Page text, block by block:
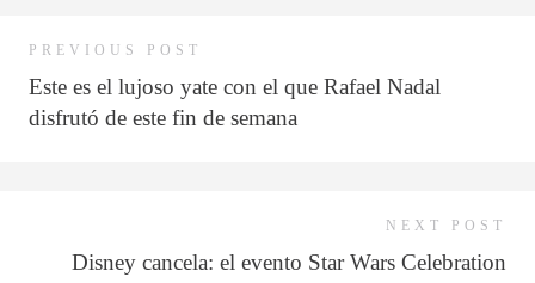
PREVIOUS POST
Este es el lujoso yate con el que Rafael Nadal
disfrutó de este fin de semana
NEXT POST
Disney cancela: el evento Star Wars Celebration